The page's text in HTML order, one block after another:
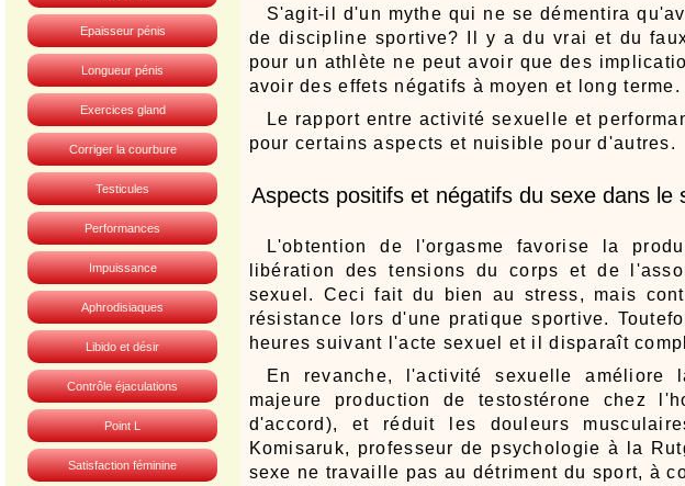
Epaisseur pénis
Longueur pénis
Exercices gland
Corriger la courbure
Testicules
Performances
Impuissance
Aphrodisiaques
Libido et désir
Contrôle éjaculations
Point L
Satisfaction féminine
S'agit-il d'un mythe qui ne se démentira
de discipline sportive? Il y a du vrai et du
pour un athlète ne peut avoir que des
avoir des effets négatifs à moyen et long
Le rapport entre activité sexuelle et
pour certains aspects et nuisible pour d'autres.
Aspects positifs et négatifs du sexe dans le
L'obtention de l'orgasme favorise la
libération des tensions du corps et de
sexuel. Ceci fait du bien au stress, mais
résistance lors d'une pratique sportive.
heures suivant l'acte sexuel et il disparaît
En revanche, l'activité sexuelle améliore
majeure production de testostérone chez
d'accord), et réduit les douleurs
Komisaruk, professeur de psychologie à la
sexe ne travaille pas au détriment du sport, à